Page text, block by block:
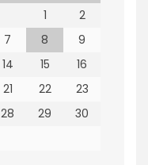
1
2
7 8
9
14 15
16
21 22
23
28 29
30